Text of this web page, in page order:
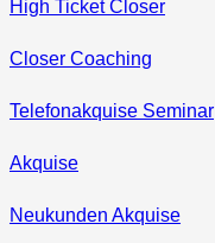
High Ticket Closer
Closer Coaching
Telefonakquise Seminar
Akquise
Neukunden Akquise